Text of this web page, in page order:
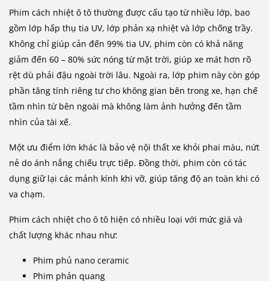
Phim cách nhiệt ô tô thường được cấu tạo từ nhiều lớp, bao
gồm lớp hấp thụ tia UV, lớp phản xạ nhiệt và lớp chống trầy.
Không chỉ giúp cản đến 99% tia UV, phim còn có khả năng
giảm đến 60 – 80% sức nóng từ mặt trời, giúp xe mát hơn rõ
rệt dù phải đậu ngoài trời lâu. Ngoài ra, lớp phim này còn góp
phần tăng tính riêng tư cho không gian bên trong xe, hạn chế
tầm nhìn từ bên ngoài mà không làm ảnh hưởng đến tầm
nhìn của tài xế.
Một ưu điểm lớn khác là bảo vệ nội thất xe khỏi phai màu, nứt
nẻ do ánh nắng chiếu trực tiếp. Đồng thời, phim còn có tác
dụng giữ lại các mảnh kính khi vỡ, giúp tăng độ an toàn khi có
va chạm.
Phim cách nhiệt cho ô tô hiện có nhiều loại với mức giá và
chất lượng khác nhau như:
Phim phủ nano ceramic
Phim phản quang